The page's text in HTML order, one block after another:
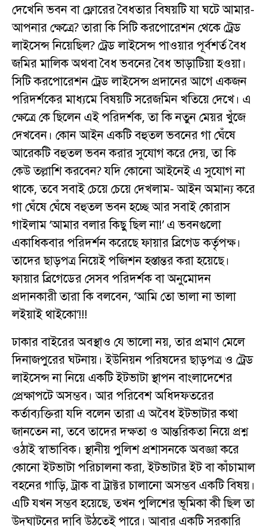
দেখেনি ভবন বা ফ্লোরের বৈধতার বিষয়টি যা ঘটে আমার-
আপনার ক্ষেত্রে? তারা কি সিটি করপোরেশন থেকে ট্রেড
লাইসেন্স নিয়েছিল? ট্রেড লাইসেন্স পাওয়ার পূর্বশর্ত বৈধ
জমির মালিক অথবা বৈধ ভবনের বৈধ ভাড়াটিয়া হওয়া।
সিটি করপোরেশন ট্রেড লাইসেন্স প্রদানের আগে একজন
পরিদর্শকের মাধ্যমে বিষয়টি সরেজমিন খতিয়ে দেখে। এ
ক্ষেত্রে কে ছিলেন এই পরিদর্শক, তা কি নতুন মেয়র খুঁজে
দেখবেন। কোন আইন একটি বহুতল ভবনের গা ঘেঁষে
আরেকটি বহুতল ভবন করার সুযোগ করে দেয়, তা কি
কেউ তল্লাশি করবেন? যদি কোনো আইনেই এ সুযোগ না
থাকে, তবে সবাই চেয়ে চেয়ে দেখলাম- আইন অমান্য করে
গা ঘেঁষে ঘেঁষে বহুতল ভবন হচ্ছে আর সবাই কোরাস
গাইলাম ‘আমার বলার কিছু ছিল না!’ এ ভবনগুলো
একাধিকবার পরিদর্শন করেছে ফায়ার ব্রিগেড কর্তৃপক্ষ।
তাদের ছাড়পত্র নিয়েই পজিশন হস্তান্তর করা হয়েছে।
ফায়ার ব্রিগেডের সেসব পরিদর্শক বা অনুমোদন
প্রদানকারী তারা কি বলবেন, ‘আমি তো ভালা না ভালা
লইয়াই থাইকো’!!!
ঢাকার বাইরের অবস্থাও যে ভালো নয়, তার প্রমাণ মেলে
দিনাজপুরের ঘটনায়। ইউনিয়ন পরিষদের ছাড়পত্র ও ট্রেড
লাইসেন্স না নিয়ে একটি ইটভাটা স্থাপন বাংলাদেশের
প্রেক্ষাপটে অসম্ভব। আর পরিবেশ অধিদফতরের
কর্তাব্যক্তিরা যদি বলেন তারা এ অবৈধ ইটভাটার কথা
জানতেন না, তবে তাদের দক্ষতা ও আন্তরিকতা নিয়ে প্রশ্ন
ওঠাই স্বাভাবিক। স্থানীয় পুলিশ প্রশাসনকে অবজ্ঞা করে
কোনো ইটভাটা পরিচালনা করা, ইটভাটার ইট বা কাঁচামাল
বহনের গাড়ি, ট্রাক বা ট্রাক্টর চালানো অসম্ভব একটি বিষয়।
এটি যখন সম্ভব হয়েছে, তখন পুলিশের ভূমিকা কী ছিল তা
উদ্ঘাটনের দাবি উঠতেই পারে। আবার একটি সরকারি